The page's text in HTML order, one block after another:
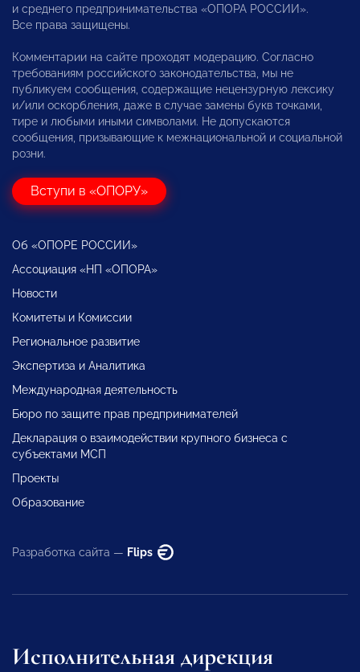
и среднего предпринимательства «ОПОРА РОССИИ».
Все права защищены.
Комментарии на сайте проходят модерацию. Согласно
требованиям российского законодательства, мы не
публикуем сообщения, содержащие нецензурную лексику
и/или оскорбления, даже в случае замены букв точками,
тире и любыми иными символами. Не допускаются
сообщения, призывающие к межнациональной и социальной
розни.
Вступи в «ОПОРУ»
Об «ОПОРЕ РОССИИ»
Ассоциация «НП «ОПОРА»
Новости
Комитеты и Комиссии
Региональное развитие
Экспертиза и Аналитика
Международная деятельность
Бюро по защите прав предпринимателей
Декларация о взаимодействии крупного бизнеса с
субъектами МСП
Проекты
Образование
Разработка сайта — Flips
Исполнительная дирекция